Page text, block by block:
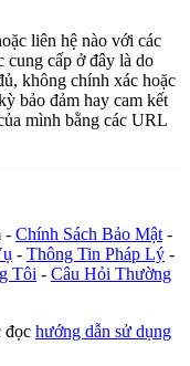
liên hệ nào với các
cung cấp ở đây là do
không chính xác hoặc
bảo đảm hay cam kết
mình bằng các URL
- Chính Sách Bảo Mật -
- Thông Tin Pháp Lý -
Tôi - Câu Hỏi Thường
đọc hướng dẫn sử dụng